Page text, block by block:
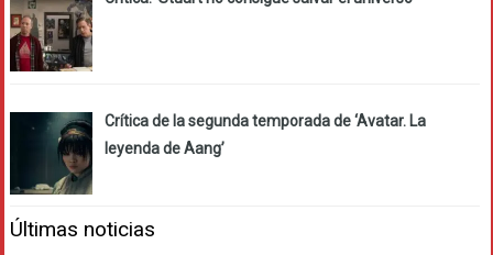
Crítica de la segunda temporada de ‘Avatar. La
leyenda de Aang’
Últimas noticias